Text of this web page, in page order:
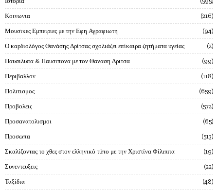
Κοινωνια 216
Μουσικες Εμπειριες με την Εφη Αγραφιωτη 94
Ο καρδιολόγος Θανάσης Δρίτσας σχολιάζει επίκαιρα ζητήματα υγείας 2
Παυσιλυπα & Παυσιπονα με τον Θαναση Δριτσα 99
Περιβαλλον 118
Πολιτισμος 659
Προβολεις 572
Προσανατολισμοι 65
Προσωπα 513
Σκαλίζοντας το χθες στον ελληνικό τύπο με την Χριστίνα Φίλιππα 19
Συνεντευξεις 22
Ταξίδια 48